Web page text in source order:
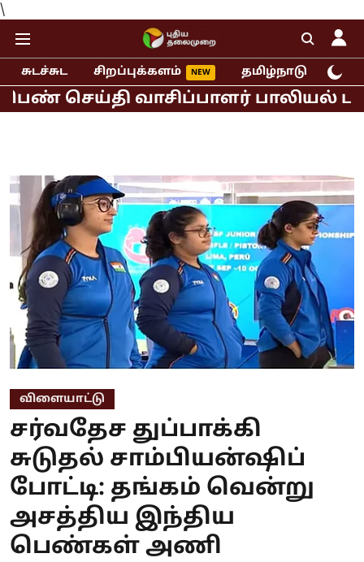
\
சுடச்சுட சிறப்புக்களம் தமிழ்நாடு
வாசிப்பாளர் பாலியல் புகார்!
விளையாட்டு
சர்வதேச துப்பாக்கி
சுடுதல் சாம்பியன்ஷிப்
போட்டி: தங்கம் வென்று
அசத்திய இந்திய
பெண்கள் அணி